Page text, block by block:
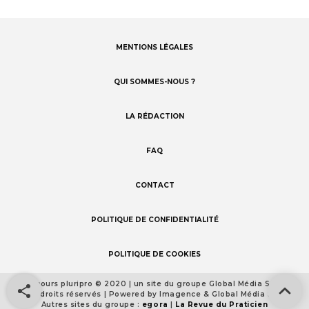
MENTIONS LÉGALES
QUI SOMMES-NOUS ?
LA RÉDACTION
FAQ
CONTACT
POLITIQUE DE CONFIDENTIALITÉ
POLITIQUE DE COOKIES
Footer
detail
Concours pluripro © 2020 | un site du groupe Global Média Santé
Tous droits réservés | Powered by Imagence & Global Média Santé
Autres sites du groupe : egora | La Revue du Praticien